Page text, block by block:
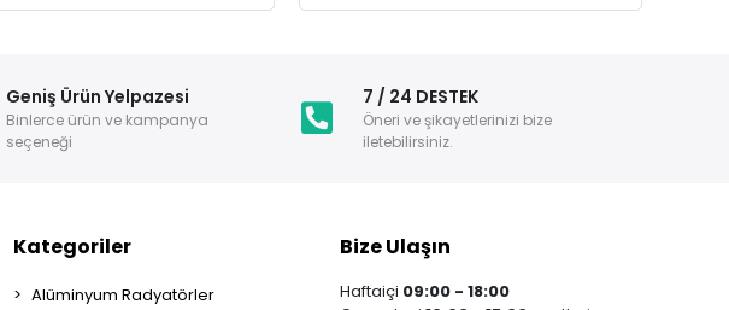
Geniş Ürün Yelpazesi
Binlerce ürün ve kampanya
seçeneği
7 / 24 DESTEK
Öneri ve şikayetlerinizi bize
iletebilirsiniz.
Kategoriler
Alüminyum Radyatörler
Bize Ulaşın
Haftaiçi 09:00 - 18:00